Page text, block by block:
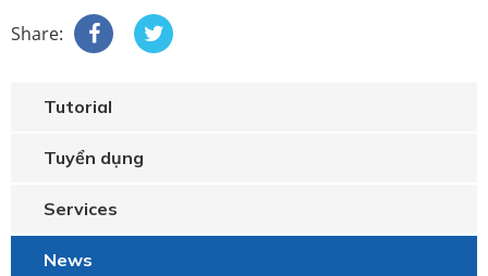
Share:
Tutorial
Tuyển dụng
Services
News